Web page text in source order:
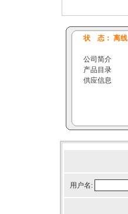
状 态： 离线
公司简介
产品目录
供应信息
用户名: